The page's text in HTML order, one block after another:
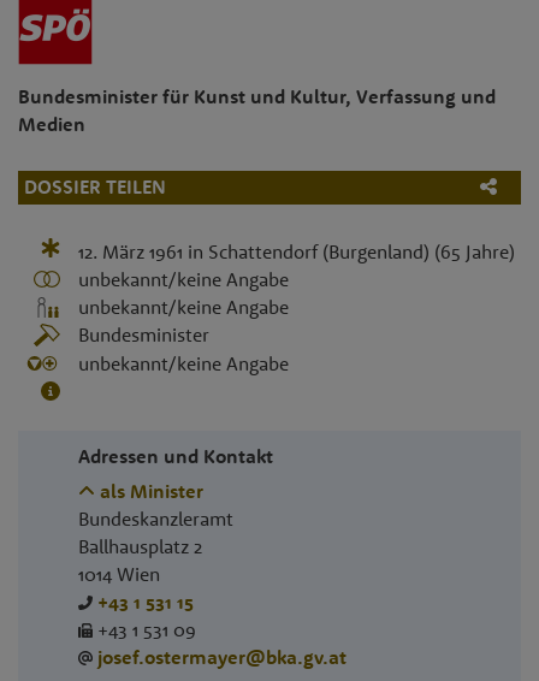
Bundesminister für Kunst und Kultur, Verfassung und
Medien
DOSSIER TEILEN
12. März 1961 in Schattendorf (Burgenland) (65 Jahre)
unbekannt/keine Angabe
unbekannt/keine Angabe
Bundesminister
unbekannt/keine Angabe
Adressen und Kontakt
als Minister
Bundeskanzleramt
Ballhausplatz 2
1014 Wien
+43 1 531 15
+43 1 531 09
josef.ostermayer@bka.gv.at